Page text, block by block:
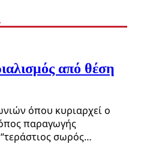
από θέση
όπου κυριαρχεί ο
παραγωγής
σωρός…